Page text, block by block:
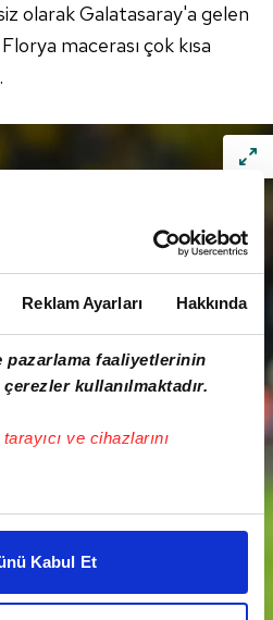
Reklam Ayarları Hakkında
pazarlama faaliyetlerinin
kullanılmaktadır.
ve cihazlarını
halinde sizlere özel
Bunu yaparken
bir reklam deneyimi sunmak
Kabul Et
olarak Galatasaray'a gelen
macerası çok kısa